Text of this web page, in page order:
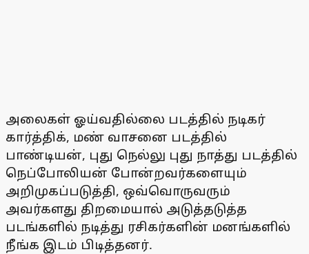
அலைகள் ஓய்வதில்லை படத்தில் நடிகர்
கார்த்திக், மண் வாசனை படத்தில்
பாண்டியன், புது நெல்லு புது நாத்து படத்தில்
நெப்போலியன் போன்றவர்களையும்
அறிமுகப்படுத்தி, ஒவ்வொருவரும்
அவர்களது திறமையால் அடுத்தடுத்த
படங்களில் நடித்து ரசிகர்களின் மனங்களில்
நீங்க இடம் பிடித்தனர்.